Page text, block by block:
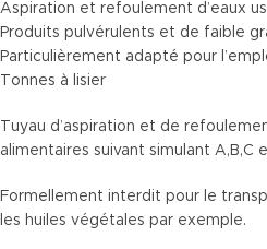
Aspiration et refoulement d’eaux
Produits pulvérulents et de faible
Particulièrement adapté pour
Tonnes à lisier
Tuyau d’aspiration et de
alimentaires suivant simulant A,B,C
Formellement interdit pour le
les huiles végétales par exemple.